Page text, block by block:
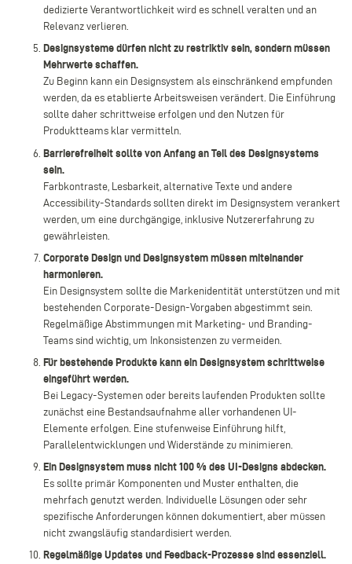
dedizierte Verantwortlichkeit wird es schnell veralten und an
Relevanz verlieren.
Designsysteme dürfen nicht zu restriktiv sein, sondern müssen
Mehrwerte schaffen.
Zu Beginn kann ein Designsystem als einschränkend empfunden
werden, da es etablierte Arbeitsweisen verändert. Die Einführung
sollte daher schrittweise erfolgen und den Nutzen für
Produktteams klar vermitteln.
Barrierefreiheit sollte von Anfang an Teil des Designsystems
sein.
Farbkontraste, Lesbarkeit, alternative Texte und andere
Accessibility-Standards sollten direkt im Designsystem verankert
werden, um eine durchgängige, inklusive Nutzererfahrung zu
gewährleisten.
Corporate Design und Designsystem müssen miteinander
harmonieren.
Ein Designsystem sollte die Markenidentität unterstützen und mit
bestehenden Corporate-Design-Vorgaben abgestimmt sein.
Regelmäßige Abstimmungen mit Marketing- und Branding-
Teams sind wichtig, um Inkonsistenzen zu vermeiden.
Für bestehende Produkte kann ein Designsystem schrittweise
eingeführt werden.
Bei Legacy-Systemen oder bereits laufenden Produkten sollte
zunächst eine Bestandsaufnahme aller vorhandenen UI-
Elemente erfolgen. Eine stufenweise Einführung hilft,
Parallelentwicklungen und Widerstände zu minimieren.
Ein Designsystem muss nicht 100 % des UI-Designs abdecken.
Es sollte primär Komponenten und Muster enthalten, die
mehrfach genutzt werden. Individuelle Lösungen oder sehr
spezifische Anforderungen können dokumentiert, aber müssen
nicht zwangsläufig standardisiert werden.
Regelmäßige Updates und Feedback-Prozesse sind essenziell.